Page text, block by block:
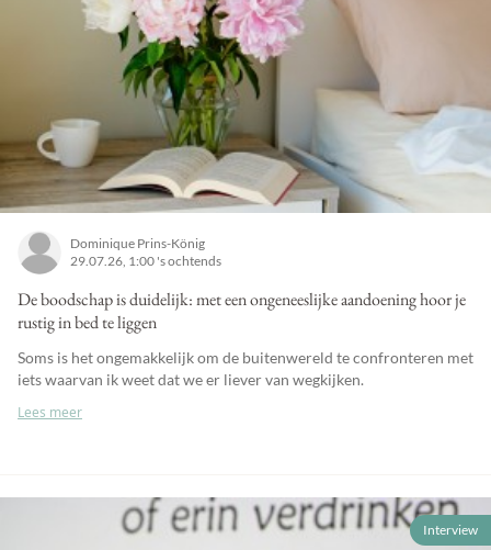
Dominique Prins-König
29.07.26, 1:00 's ochtends
De boodschap is duidelijk: met een ongeneeslijke aandoening hoor je
rustig in bed te liggen
Soms is het ongemakkelijk om de buitenwereld te confronteren met
iets waarvan ik weet dat we er liever van wegkijken.
Lees meer
Interview